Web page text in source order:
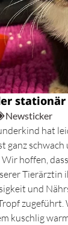
Newsticker
hat
ganz
hoffen,
Tierärztin
und
zugeführt.
kuschlig